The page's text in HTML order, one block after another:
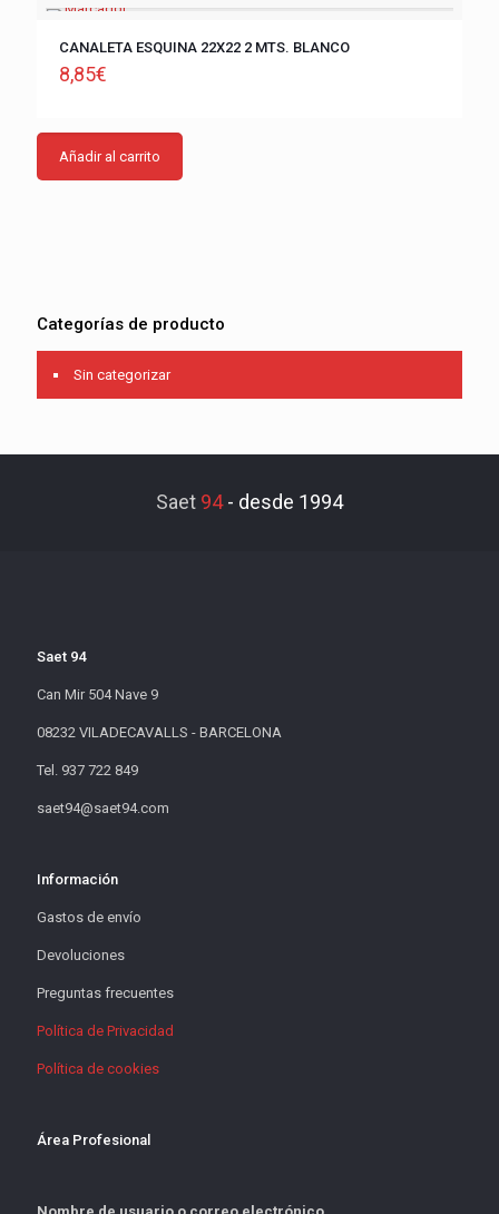
CANALETA ESQUINA 22X22 2 MTS. BLANCO
8,85€
Añadir al carrito
Categorías de producto
Sin categorizar
Saet 94- desde 1994
Saet 94
Can Mir 504 Nave 9
08232 VILADECAVALLS - BARCELONA
Tel. 937 722 849
saet94@saet94.com
Información
Gastos de envío
Devoluciones
Preguntas frecuentes
Política de Privacidad
Política de cookies
Área Profesional